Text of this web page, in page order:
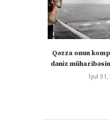
Qəzza onun
dəniz
İyul 31,